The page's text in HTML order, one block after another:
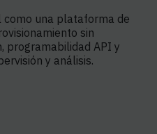
como una plataforma de
sin
programabilidad API y
y análisis.